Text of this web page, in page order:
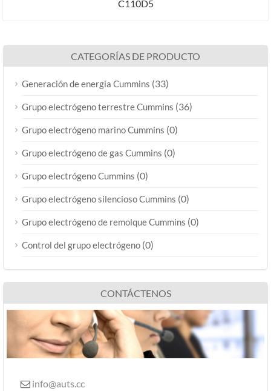
C110D5
CATEGORÍAS DE PRODUCTO
Generación de energía Cummins (33)
Grupo electrógeno terrestre Cummins (36)
Grupo electrógeno marino Cummins (0)
Grupo electrógeno de gas Cummins (0)
Grupo electrógeno Cummins (0)
Grupo electrógeno silencioso Cummins (0)
Grupo electrógeno de remolque Cummins (0)
Control del grupo electrógeno (0)
CONTÁCTENOS
 info@auts.cc